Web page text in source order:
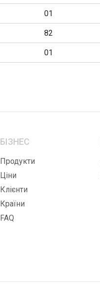
01
82
01
БІЗНЕС
Продукти
Ціни
Клієнти
Країни
FAQ